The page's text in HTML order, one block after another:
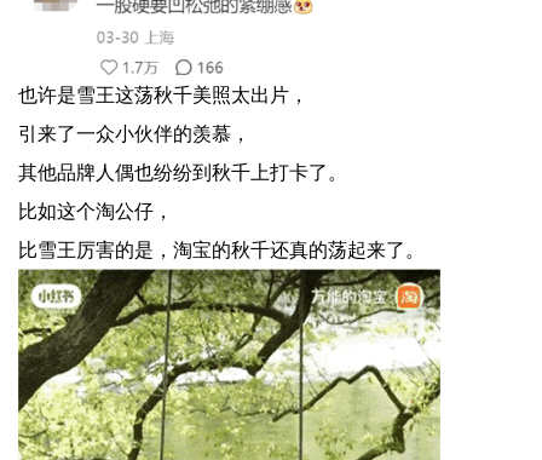
也许是雪王这荡秋千美照太出片，
引来了一众小伙伴的羡慕，
其他品牌人偶也纷纷到秋千上打卡了。
比如这个淘公仔，
比雪王厉害的是，淘宝的秋千还真的荡起来了。